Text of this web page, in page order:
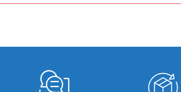
Bu ürüne ilk yorumu siz yapın!